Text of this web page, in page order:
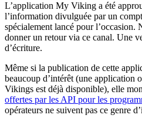
L’application My Viking a été
l’information divulguée par un
spécialement lancé pour l’occasion.
donner un retour via ce canal. Une
d’écriture.
Même si la publication de cette
beaucoup d’intérêt (une
Vikings est déjà disponible), elle
offertes par les API pour les
opérateurs ne suivent pas ce genre